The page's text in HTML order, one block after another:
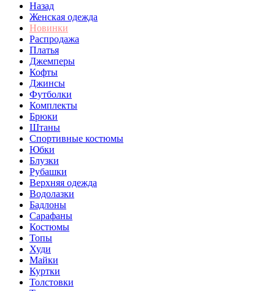
Назад
Женская одежда
Новинки
Распродажа
Платья
Джемперы
Кофты
Джинсы
Футболки
Комплекты
Брюки
Штаны
Спортивные костюмы
Юбки
Блузки
Рубашки
Верхняя одежда
Водолазки
Бадлоны
Сарафаны
Костюмы
Топы
Худи
Майки
Куртки
Толстовки